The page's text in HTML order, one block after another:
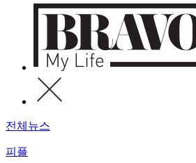
전체뉴스
피플